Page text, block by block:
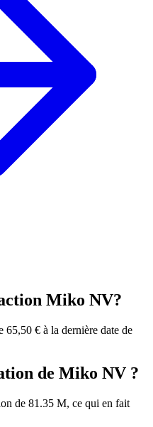
Miko NV?
€ à la dernière date de
de Miko NV ?
de 81.35 M, ce qui en fait